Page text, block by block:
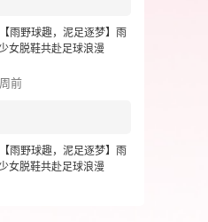
雨野球趣，泥足逐梦】雨
女脱鞋共赴足球浪漫
前
雨野球趣，泥足逐梦】雨
女脱鞋共赴足球浪漫